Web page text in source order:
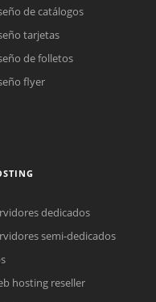
de catálogos
tarjetas
de folletos
flyer
dedicados
semi-dedicados
hosting reseller